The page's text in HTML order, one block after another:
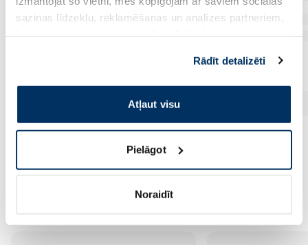
saziņas līdzekļu, reklamēšanas un analīzes partneriem,
pakalpojumus. Ja piekrītat šo papildu sīkdatņu
izmantošanai, lūdzu, atzīmējiet savu izvēli:
Rādīt detalizēti
Atļaut visu
Pielāgot
Noraidīt
Vēl no šī zīmola